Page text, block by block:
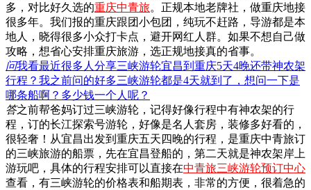
多，对比好久选的重庆中青旅。正规本地老牌社，做重庆地接
很多年。我们报的重庆跟团小包团，纯玩不赶路，导游都是本
地人，晓得很多小众打卡点，避开网红人群。如果不想自己做
攻略，想省心安排重庆旅游，选正规地接真的省事。
问我看最近很多人分享三峡游轮宜昌到重庆5天4晚还带神农架
行程？我之前问的好多三峡游轮都是4天就到了，想问一下是
哪条船啊？多少钱一个人呢？
答之前帮爸妈订过三峡游轮，记得好像行程中有神农架的行
程，订的长江探索号游轮，好像是名人套房，装修多好看的，
很轻奢！从宜昌出发到重庆五天四晚的行程，是重庆中青旅订
的三峡旅游的船票，先在宜昌登船的，第二天就是神农架岸上
游玩吧，具体的行程安排可以直接在中青旅三峡游轮预订中心
查看，有三峡游轮的价格表和船期表，非常的方便，很着急的